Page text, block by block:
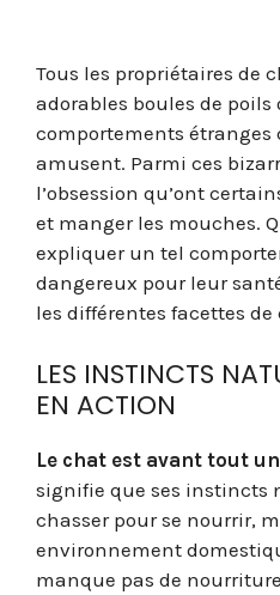
Tous les propriétaires de
adorables boules de poils
comportements
amusent. Parmi ces
l’obsession qu’ont
et manger les mouches.
expliquer un tel
dangereux pour leur
les différentes facettes
LES INSTINCTS
EN ACTION
Le chat est avant tout
signifie que ses instincts
chasser pour se nourrir,
environnement
manque pas de